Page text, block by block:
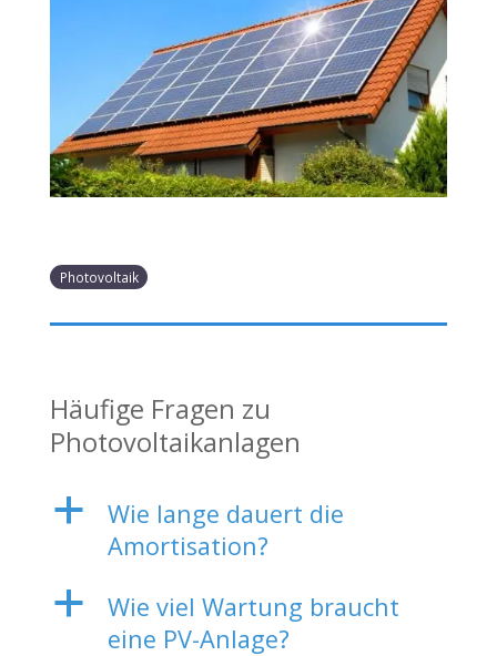
Photovoltaik
Häufige Fragen zu
Photovoltaikanlagen
a
Wie lange dauert die
Amortisation?
a
Wie viel Wartung braucht
eine PV-Anlage?